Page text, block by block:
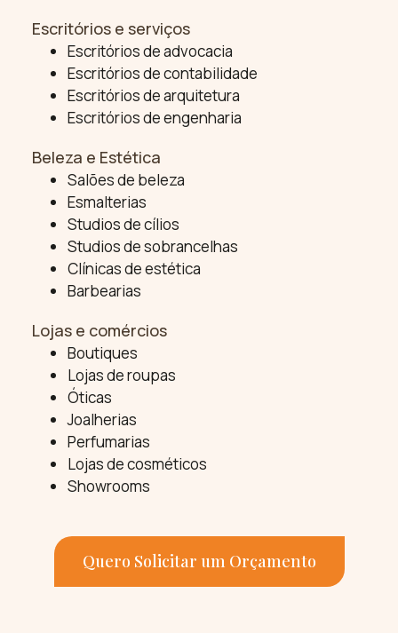
Escritórios e serviços
Escritórios de advocacia
Escritórios de contabilidade
Escritórios de arquitetura
Escritórios de engenharia
Beleza e Estética
Salões de beleza
Esmalterias
Studios de cílios
Studios de sobrancelhas
Clínicas de estética
Barbearias
Lojas e comércios
Boutiques
Lojas de roupas
Óticas
Joalherias
Perfumarias
Lojas de cosméticos
Showrooms
Quero Solicitar um Orçamento